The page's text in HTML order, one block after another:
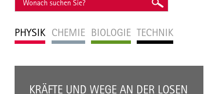
PHYSIK CHEMIE BIOLOGIE TECHNIK
KRÄFTE UND WEGE AN DER LOSEN